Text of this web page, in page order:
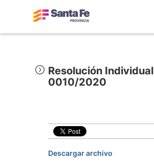
Resolución Individual
0010/2020
Descargar archivo